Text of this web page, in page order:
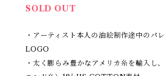
SOLD OUT
・アーティスト本人の油絵制作途中の
LOGO
・太く膨らみ豊かなアメリカ糸を輸入し